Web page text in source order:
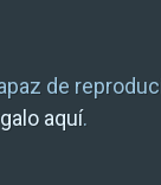
de
aquí.